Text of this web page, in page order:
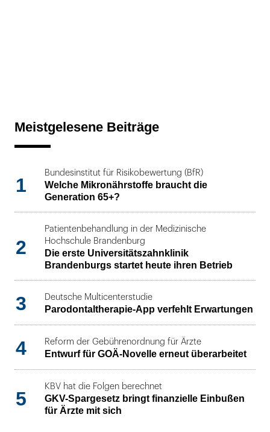
Meistgelesene Beiträge
1
Bundesinstitut für Risikobewertung (BfR)
Welche Mikronährstoffe braucht die
Generation 65+?
2
Patientenbehandlung in der Medizinische
Hochschule Brandenburg
Die erste Universitätszahnklinik
Brandenburgs startet heute ihren Betrieb
3 Deutsche Multicenterstudie
Parodontaltherapie-App verfehlt Erwartungen
4 Reform der Gebührenordnung für Ärzte
Entwurf für GOÄ-Novelle erneut überarbeitet
5
KBV hat die Folgen berechnet
GKV-Spargesetz bringt finanzielle Einbußen
für Ärzte mit sich